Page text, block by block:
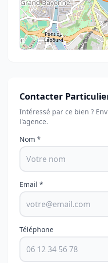
Contacter
Intéressé par ce bien ?
l'agence.
Nom *
Email *
Téléphone